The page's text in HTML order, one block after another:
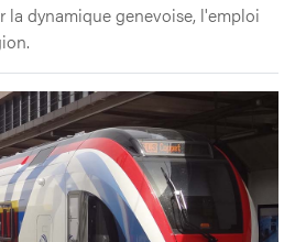
la dynamique genevoise, l'emploi